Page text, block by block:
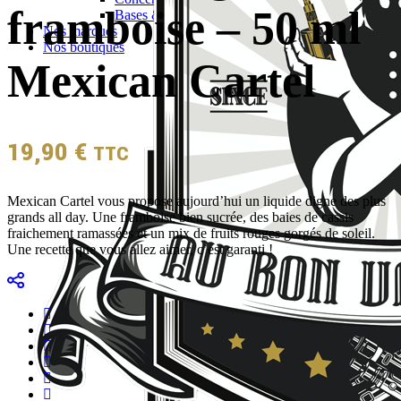
Bases & boosters
Nos marques
Nos boutiques
framboise – 50 ml
Mexican Cartel
19,90 € TTC
Mexican Cartel vous propose aujourd’hui un liquide digne des plus
grands all day. Une framboise bien sucrée, des baies de cassis
fraichement ramassées et un mix de fruits rouges gorgés de soleil.
Une recette que vous allez aimer, c’est garanti !